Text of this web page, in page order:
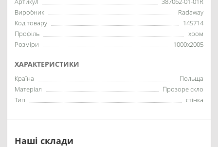
Виробник
Radaway
Код товару
145714
Профіль
хром
Розміри
1000x2005
ХАРАКТЕРИСТИКИ
Країна
Польща
Матеріал
Прозоре скло
Тип
стінка
Наші склади